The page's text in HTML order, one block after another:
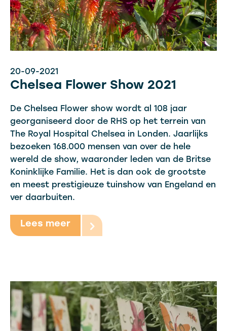
20-09-2021
Chelsea Flower Show 2021
De Chelsea Flower show wordt al 108 jaar
georganiseerd door de RHS op het terrein van
The Royal Hospital Chelsea in Londen. Jaarlijks
bezoeken 168.000 mensen van over de hele
wereld de show, waaronder leden van de Britse
Koninklijke Familie. Het is dan ook de grootste
en meest prestigieuze tuinshow van Engeland en
ver daarbuiten.
Lees meer